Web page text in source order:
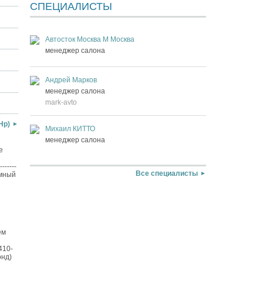
СПЕЦИАЛИСТЫ
Автосток Москва М Москва
менеджер салона
Андрей Марков
менеджер салона
mark-avto
Михаил КИТТО
менеджер салона
Все специалисты